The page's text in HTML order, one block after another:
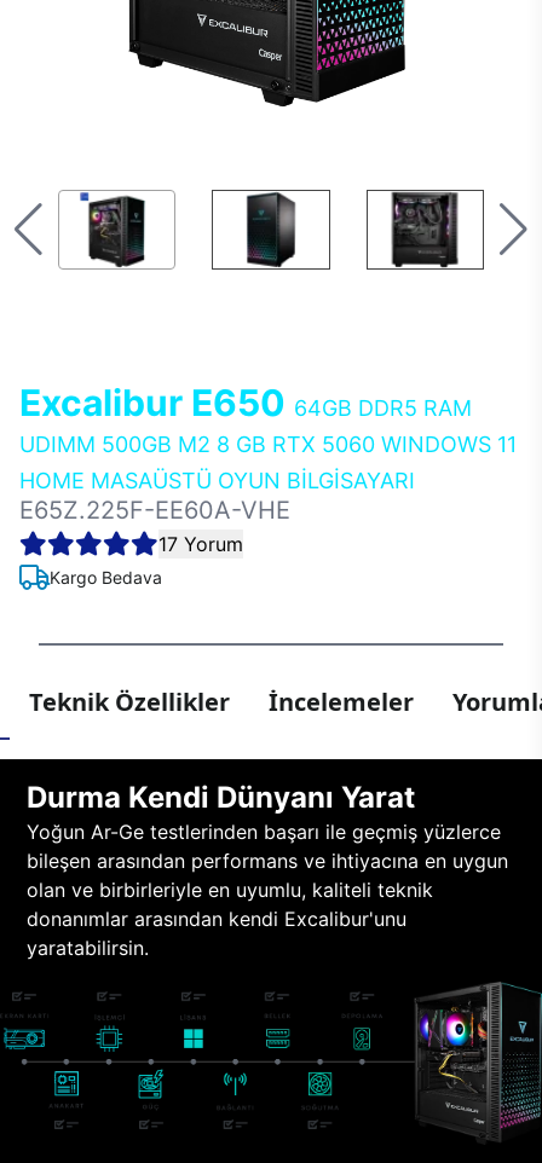
Excalibur E650 64GB DDR5 RAM
UDIMM 500GB M2 8 GB RTX 5060 WINDOWS 11
HOME MASAÜSTÜ OYUN BİLGİSAYARI
E65Z.225F-EE60A-VHE
17 Yorum
Kargo Bedava
Teknik Özellikler İncelemeler
Durma Kendi Dünyanı Yarat
Yoğun Ar-Ge testlerinden başarı ile geçmiş yüzlerce
bileşen arasından performans ve ihtiyacına en uygun
olan ve birbirleriyle en uyumlu, kaliteli teknik
donanımlar arasından kendi Excalibur'unu
yaratabilirsin.